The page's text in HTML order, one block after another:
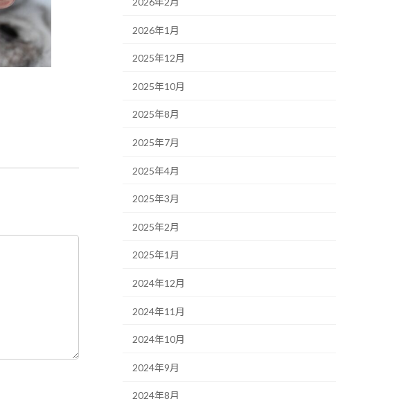
2026年1月
2025年12月
2025年10月
2025年8月
2025年7月
2025年4月
2025年3月
2025年2月
2025年1月
2024年12月
2024年11月
2024年10月
2024年9月
2024年8月